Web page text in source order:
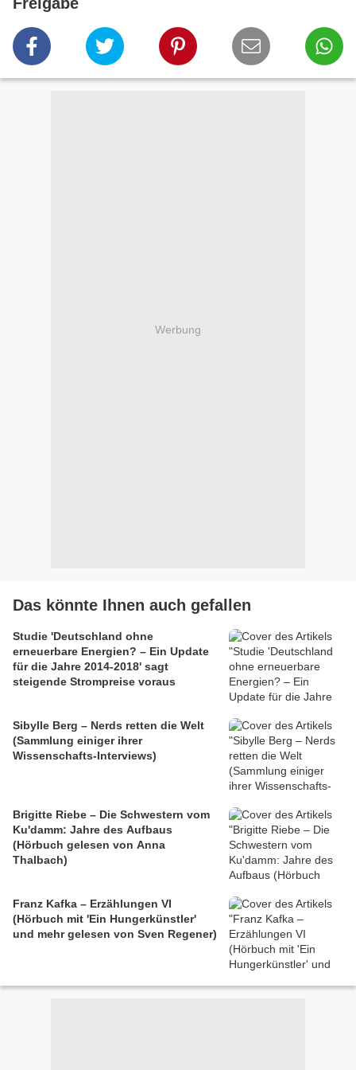
Werbung
Das könnte Ihnen auch gefallen
Studie 'Deutschland ohne
erneuerbare Energien? – Ein Update
für die Jahre 2014-2018' sagt
steigende Strompreise voraus
Sibylle Berg – Nerds retten die Welt
(Sammlung einiger ihrer
Wissenschafts-Interviews)
Brigitte Riebe – Die Schwestern vom
Ku'damm: Jahre des Aufbaus
(Hörbuch gelesen von Anna
Thalbach)
Franz Kafka – Erzählungen VI
(Hörbuch mit 'Ein Hungerkünstler'
und mehr gelesen von Sven Regener)